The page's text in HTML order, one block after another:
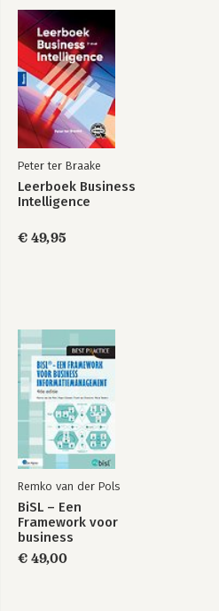
Peter ter Braake
Leerboek Business
Intelligence
€ 49,95
Remko van der Pols
BiSL – Een
Framework voor
business
€ 49,00